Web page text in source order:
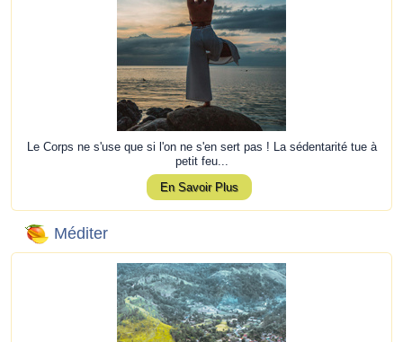
Le Corps ne s'use que si l'on ne s'en sert pas ! La sédentarité tue à
petit feu...
En Savoir Plus
Méditer